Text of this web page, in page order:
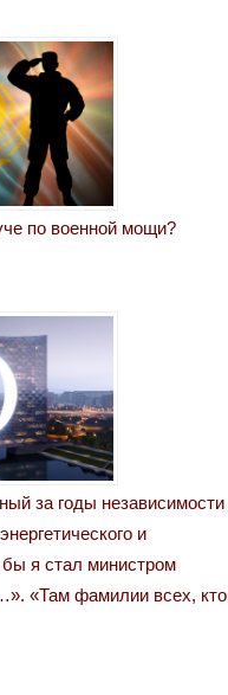
по военной мощи?
за годы независимости
и
я стал министром
«Там фамилии всех, кто